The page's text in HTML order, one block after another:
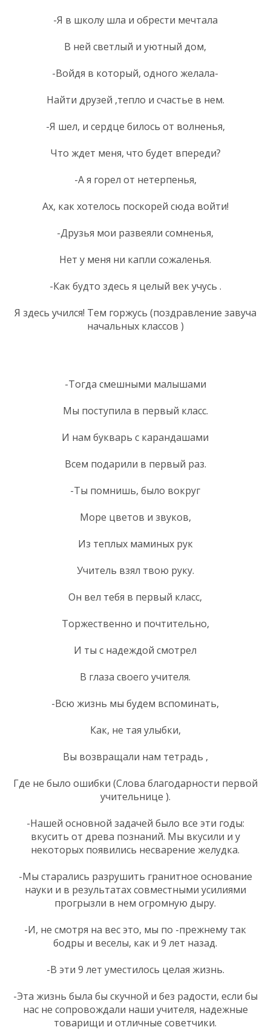
-Я в школу шла и обрести мечтала
В ней светлый и уютный дом,
-Войдя в который, одного желала-
Найти друзей ,тепло и счастье в нем.
-Я шел, и сердце билось от волненья,
Что ждет меня, что будет впереди?
-А я горел от нетерпенья,
Ах, как хотелось поскорей сюда войти!
-Друзья мои развеяли сомненья,
Нет у меня ни капли сожаленья.
-Как будто здесь я целый век учусь .
Я здесь учился! Тем горжусь (поздравление завуча
начальных классов )
-Тогда смешными малышами
Мы поступила в первый класс.
И нам букварь с карандашами
Всем подарили в первый раз.
-Ты помнишь, было вокруг
Море цветов и звуков,
Из теплых маминых рук
Учитель взял твою руку.
Он вел тебя в первый класс,
Торжественно и почтительно,
И ты с надеждой смотрел
В глаза своего учителя.
-Всю жизнь мы будем вспоминать,
Как, не тая улыбки,
Вы возвращали нам тетрадь ,
Где не было ошибки (Слова благодарности первой
учительнице ).
-Нашей основной задачей было все эти годы:
вкусить от древа познаний. Мы вкусили и у
некоторых появились несварение желудка.
-Мы старались разрушить гранитное основание
науки и в результатах совместными усилиями
прогрызли в нем огромную дыру.
-И, не смотря на вес это, мы по -прежнему так
бодры и веселы, как и 9 лет назад.
-В эти 9 лет уместилось целая жизнь.
-Эта жизнь была бы скучной и без радости, если бы
нас не сопровождали наши учителя, надежные
товарищи и отличные советчики.